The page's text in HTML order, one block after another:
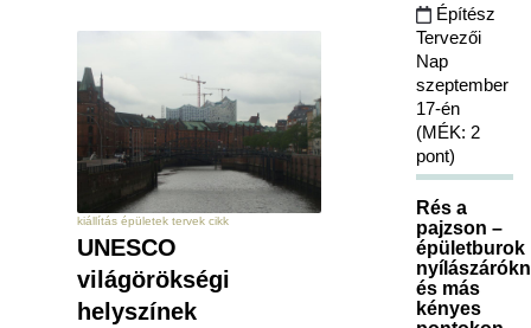
kiállítás épületek tervek cikk
UNESCO
világörökségi
helyszínek
Építész
Tervezői
Nap
szeptember
17-én
(MÉK: 2
pont)
Rés a
pajzson –
épületburok
és más
kényes